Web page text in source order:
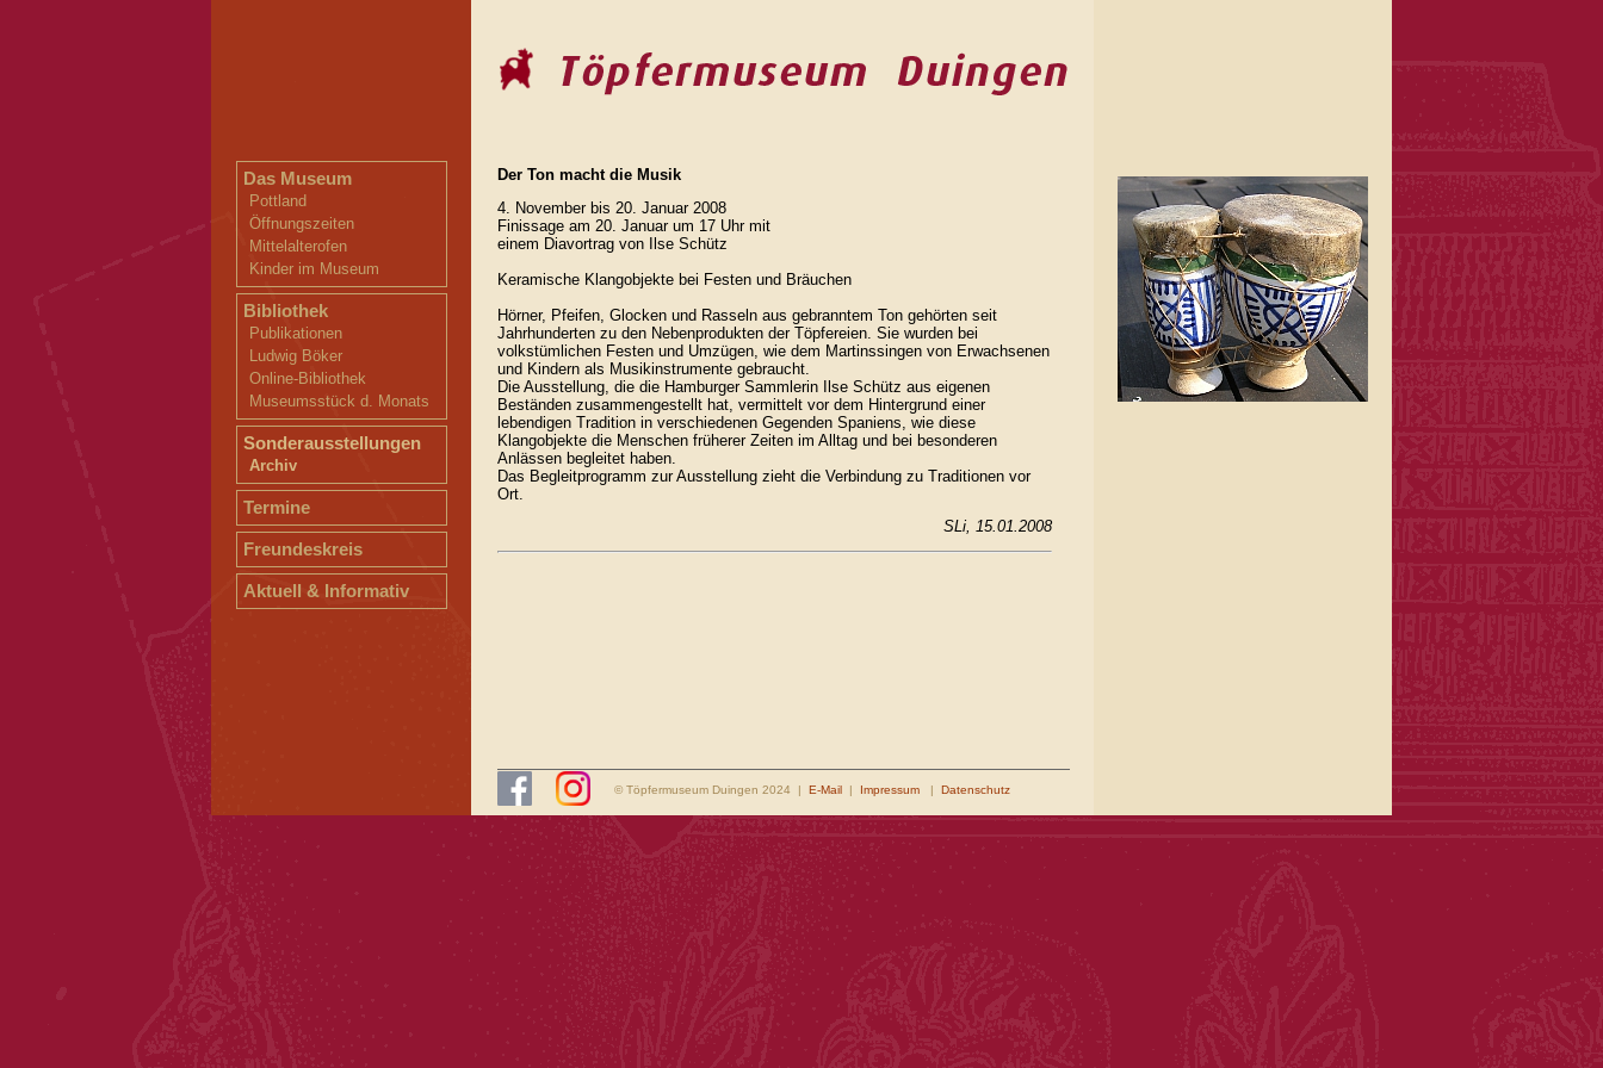
Das Museum
Pottland
Öffnungszeiten
Mittelalterofen
Kinder im Museum
Bibliothek
Publikationen
Ludwig Böker
Online-Bibliothek
Museumsstück d. Monats
Sonderausstellungen
Archiv
Termine
Freundeskreis
Aktuell & Informativ
Der Ton macht die Musik
4. November bis 20. Januar 2008
Finissage am 20. Januar um 17 Uhr mit
einem Diavortrag von Ilse Schütz
Keramische Klangobjekte bei Festen und Bräuchen
Hörner, Pfeifen, Glocken und Rasseln aus gebranntem Ton gehörten seit
Jahrhunderten zu den Nebenprodukten der Töpfereien. Sie wurden bei
volkstümlichen Festen und Umzügen, wie dem Martinssingen von Erwachsenen
und Kindern als Musikinstrumente gebraucht.
Die Ausstellung, die die Hamburger Sammlerin Ilse Schütz aus eigenen
Beständen zusammengestellt hat, vermittelt vor dem Hintergrund einer
lebendigen Tradition in verschiedenen Gegenden Spaniens, wie diese
Klangobjekte die Menschen früherer Zeiten im Alltag und bei besonderen
Anlässen begleitet haben.
Das Begleitprogramm zur Ausstellung zieht die Verbindung zu Traditionen vor
Ort.
SLi, 15.01.2008
© Töpfermuseum Duingen 2024 | E-Mail | Impressum | Datenschutz